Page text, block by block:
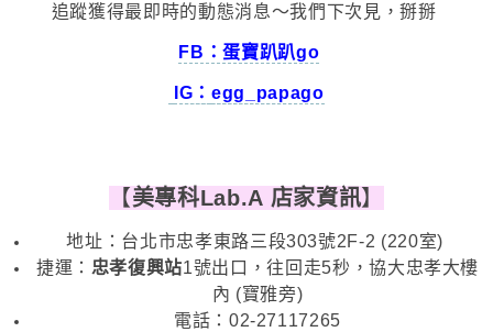
追蹤獲得最即時的動態消息～我們下次見，掰掰
FB：蛋寶趴趴go
IG：egg_papago
【美專科Lab.A 店家資訊】
地址：台北市忠孝東路三段303號2F-2 (220室)
捷運： 忠孝復興站1號出口，往回走5秒，協大忠孝大樓
內 (寶雅旁)
電話：02-27117265